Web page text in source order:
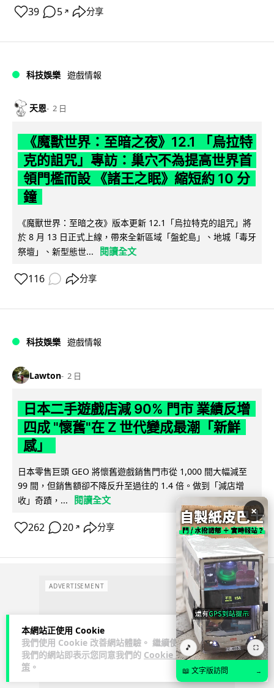
本網站正使用 Cookie
我們使用 Cookie 改善網站體驗。 繼續使用
我們的網站即表示您同意我們的 Cookie 政
策 。
39 5 ↗ 分享
科技娛樂 遊戲情報
天恩 2 日
《魔獸世界：至暗之夜》12.1 「烏拉特
克的詛咒」專訪：巢穴不為提高世界首
領門檻而設 《諸王之眠》縮短約 10 分
鐘
《魔獸世界：至暗之夜》版本更新 12.1「烏拉特克的詛咒」將
於 8 月 13 日正式上線，帶來全新區域「盤蛇島」、地城「毒牙
祭壇」、新型態世...
閱讀全文
116 分享
科技娛樂 遊戲情報
Lawton 2 日
日本二手遊戲店減 90% 門市 業績反增
四成 "懷舊"在 Z 世代變成最潮「新鮮
感」
日本零售巨頭 GEO 將懷舊遊戲銷售門市從 1,000 間大幅減至
99 間，但銷售額卻不降反升至過往的 1.4 倍。做到「減店增
收」奇蹟，...
閱讀全文
262 20 ↗ 分享
ADVERTISEMENT
×
🎵 ⛶
📖 文字版訪問 →